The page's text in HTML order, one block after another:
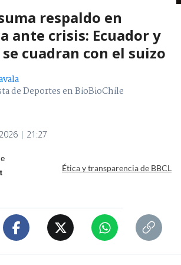
respaldo en
ante crisis: Ecuador y
cuadran con el suizo
de Deportes en BioBioChile
| 21:27
Ética y transparencia de BBCL